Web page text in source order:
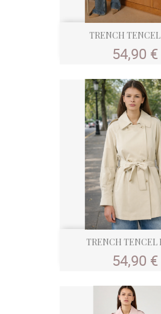
TRENCH
Prix
54,90 €
TRENCH TENCEL
Prix
54,90 €